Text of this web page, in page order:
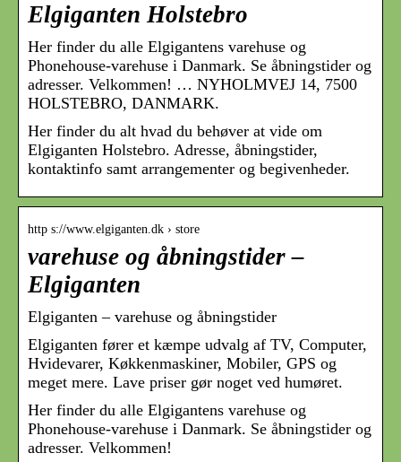
Elgiganten Holstebro
Her finder du alle Elgigantens varehuse og
Phonehouse-varehuse i Danmark. Se åbningstider og
adresser. Velkommen! … NYHOLMVEJ 14, 7500
HOLSTEBRO, DANMARK.
Her finder du alt hvad du behøver at vide om
Elgiganten Holstebro. Adresse, åbningstider,
kontaktinfo samt arrangementer og begivenheder.
http s://www.elgiganten.dk › store
varehuse og åbningstider –
Elgiganten
Elgiganten – varehuse og åbningstider
Elgiganten fører et kæmpe udvalg af TV, Computer,
Hvidevarer, Køkkenmaskiner, Mobiler, GPS og
meget mere. Lave priser gør noget ved humøret.
Her finder du alle Elgigantens varehuse og
Phonehouse-varehuse i Danmark. Se åbningstider og
adresser. Velkommen!